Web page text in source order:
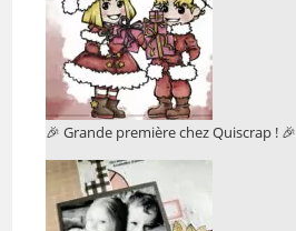
🎉 Grande première chez Quiscrap ! 🎉